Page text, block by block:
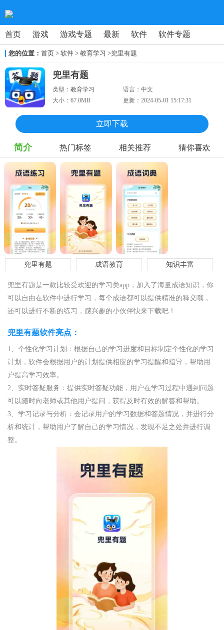
首页 游戏 游戏专题 最新 软件 软件专题
您的位置： 首页 > 软件 > 教育学习 >兜里有题
兜里有题
类型： 教育学习 语言：中文
大小： 67.0MB 更新：2024-05-01 15:17:31
立即下载
简介 热门标签 相关推荐 猜你喜欢
兜里有题 成语教育 知识丰富
兜里有题是一款比较受欢迎的学习类app，加入了海量成语知识，你
可以自由在软件中进行学习，每个成语都可以提供精准的释义哦，
还可以进行不断的练习，感兴趣的小伙伴快来下载吧！
兜里有题软件亮点：
1、个性化学习计划：根据自己的学习进度和目标制定个性化的学习
计划，软件会根据用户的计划提供相应的学习提醒和指导，帮助用
户提高学习效率。
2、实时答疑服务：提供实时答疑功能，用户在学习过程中遇到问题
可以随时向老师或其他用户提问，获得及时有效的解答和帮助。
3、学习记录与分析：会记录用户的学习数据和答题情况，并进行分
析和统计，帮助用户了解自己的学习情况，发现不足之处并进行调
整。